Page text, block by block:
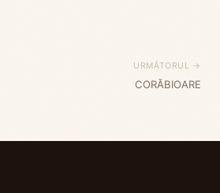
URMĂTORUL →
CORĂBIOARE